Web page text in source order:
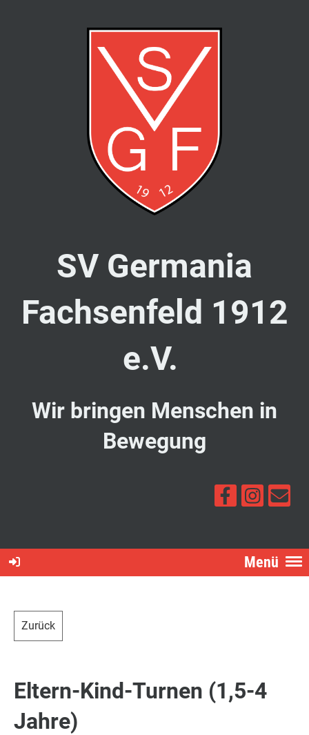
SV Germania
Fachsenfeld 1912
e.V.
Wir bringen Menschen in
Bewegung
Menü
Zurück
Eltern-Kind-Turnen (1,5-4
Jahre)